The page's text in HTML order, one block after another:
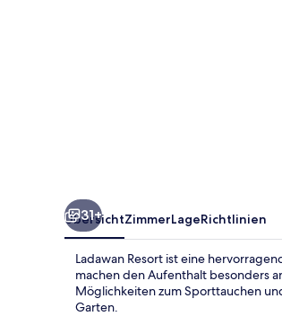
31+
ÜbersichtZimmerLageRichtlinien
Ladawan Resort ist eine
machen den Aufenthalt besonders
Möglichkeiten zum Sporttauchen
Garten.